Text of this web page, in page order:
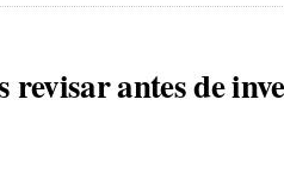
revisar antes de